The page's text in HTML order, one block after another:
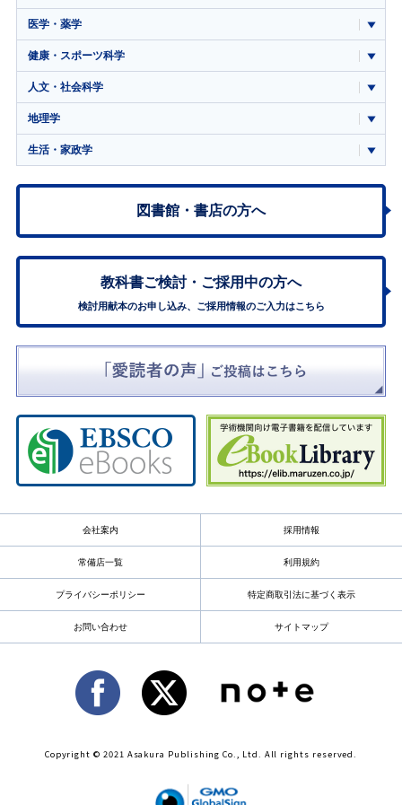
医学・薬学
健康・スポーツ科学
人文・社会科学
地理学
生活・家政学
図書館・書店の方へ
教科書ご検討・ ご採用中の方へ
検討用献本のお申し込み、ご採用情報のご入力はこちら
会社案内 採用情報
常備店一覧 利用規約
プライバシーポリシー 特定商取引法に基づく表示
お問い合わせ サイトマップ
Copyright © 2021 Asakura Publishing Co., Ltd. All rights reserved.